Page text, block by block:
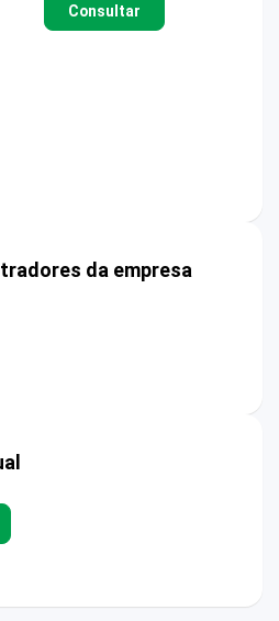
Consultar
da empresa